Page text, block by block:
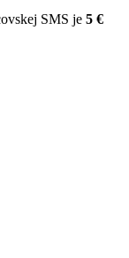
SMS je 5 €